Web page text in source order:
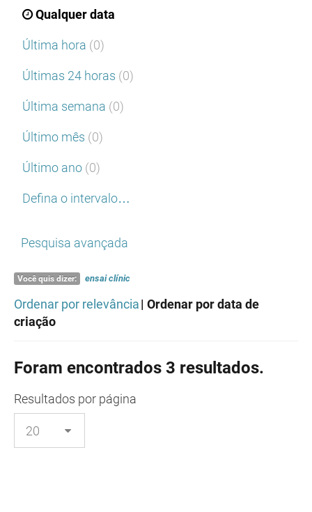
Qualquer data
Última hora (0)
Últimas 24 horas (0)
Última semana (0)
Último mês (0)
Último ano (0)
Defina o intervalo…
Pesquisa avançada
Você quis dizer: ensaiclínic
Ordenar por relevância| Ordenar por data de
criação
Foram encontrados 3 resultados.
Resultados por página